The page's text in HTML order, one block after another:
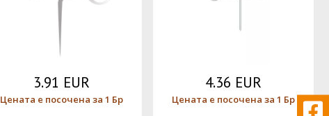
3.91 EUR
Цената е посочена за 1 Бр
4.36 EUR
Цената е посочена за 1 Бр